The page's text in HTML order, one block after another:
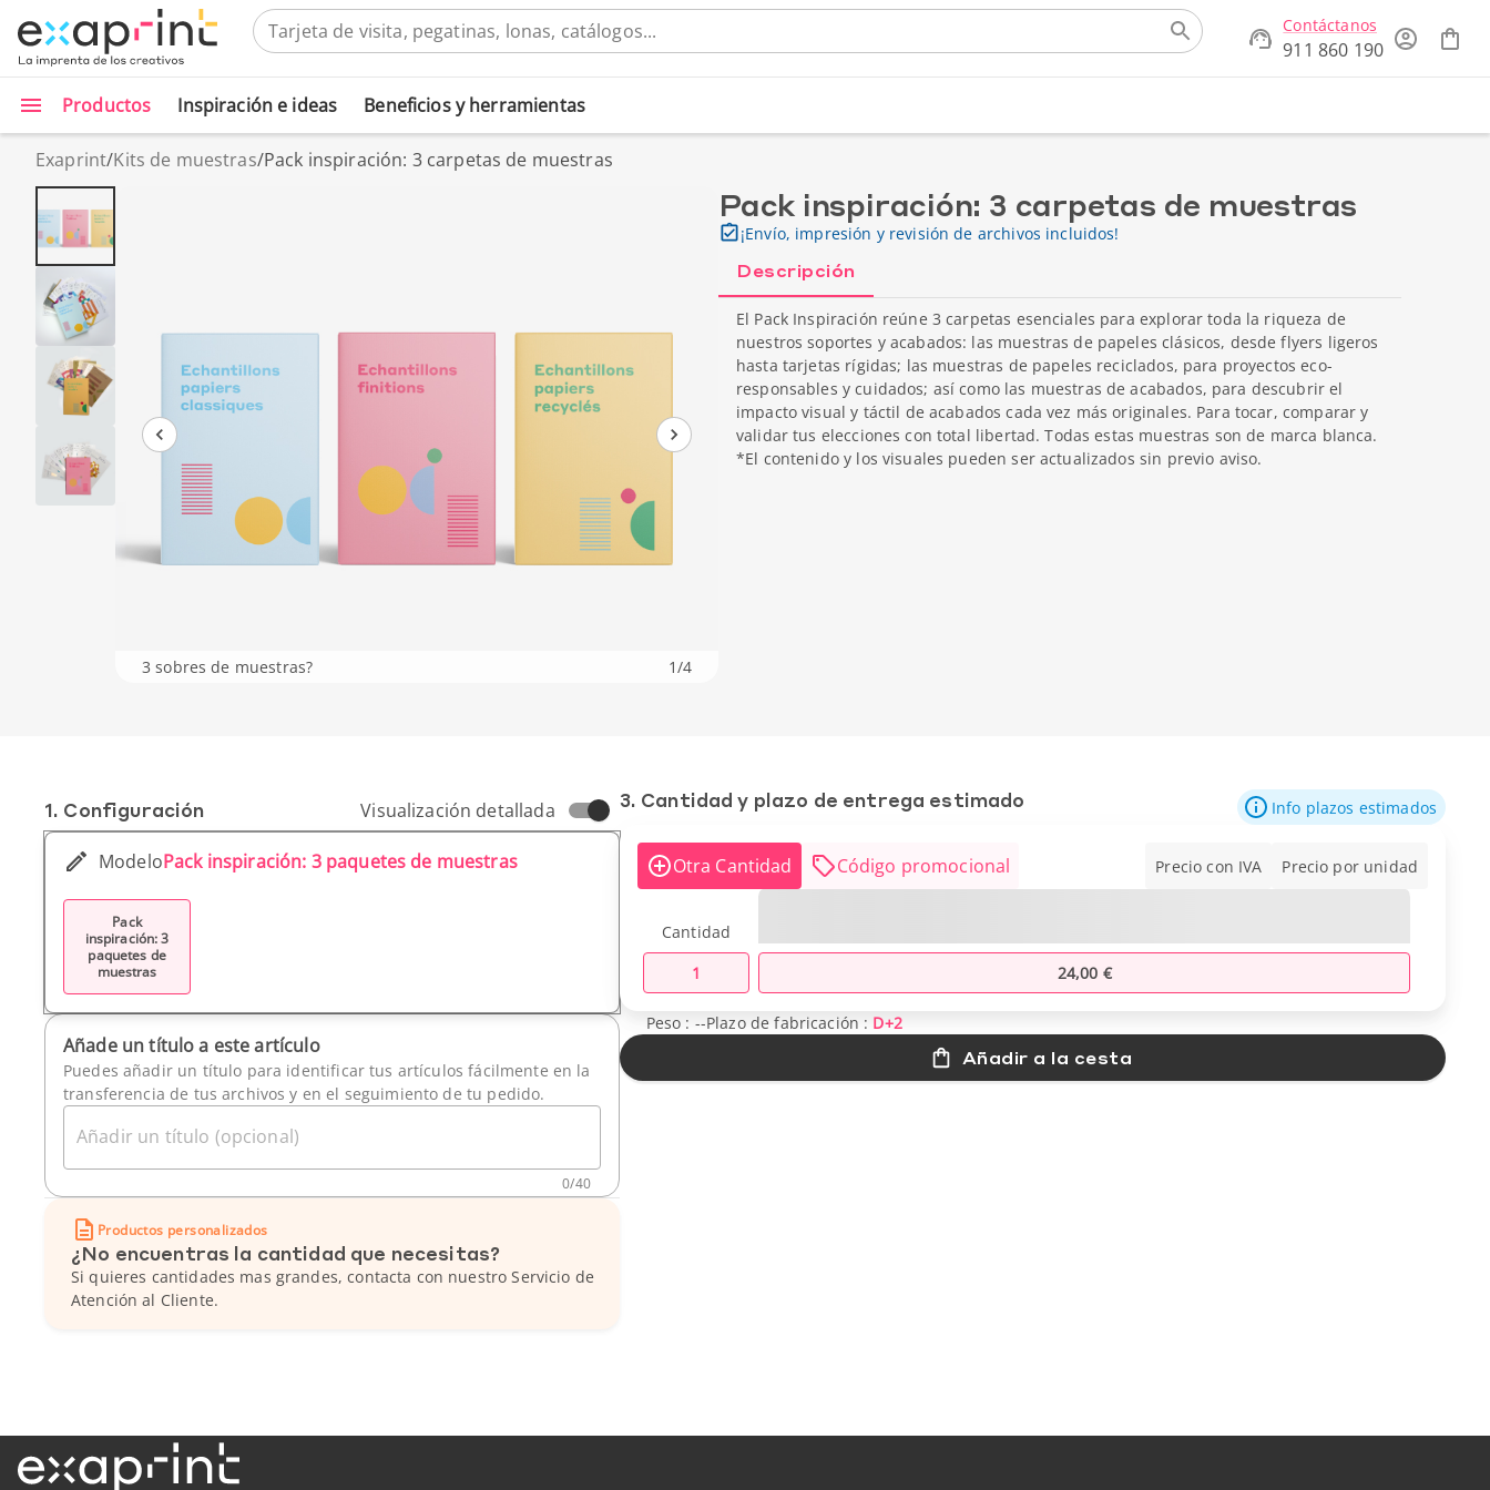
Contáctanos
911 860 190
Productos Inspiración e ideas Beneficios y herramientas
Exaprint/Kits de muestras/Pack inspiración: 3 carpetas de muestras
3 sobres de muestras? 1/4
Pack inspiración: 3 carpetas de muestras
¡Envío, impresión y revisión de archivos incluidos!
Descripción
El Pack Inspiración reúne 3 carpetas esenciales para explorar toda la riqueza de
nuestros soportes y acabados: las muestras de papeles clásicos, desde flyers ligeros
hasta tarjetas rígidas; las muestras de papeles reciclados, para proyectos eco-
responsables y cuidados; así como las muestras de acabados, para descubrir el
impacto visual y táctil de acabados cada vez más originales. Para tocar, comparar y
validar tus elecciones con total libertad. Todas estas muestras son de marca blanca.
*El contenido y los visuales pueden ser actualizados sin previo aviso.
1. Conf­iguración Visualización detallada
ModeloPack inspiración: 3 paquetes de muestras
Pack
inspiración: 3
paquetes de
muestras
Añade un título a este artículo
Puedes añadir un título para identificar tus artículos fácilmente en la
transferencia de tus archivos y en el seguimiento de tu pedido.
Añadir un título (opcional)
0/40
Productos personalizados
¿No encuentras la cantidad que necesitas?
Si quieres cantidades mas grandes, contacta con nuestro Servicio de
Atención al Cliente.
3. Cantidad y plazo de entrega estimado Info plazos estimados
Otra Cantidad Código promocional Precio con IVA Precio por unidad
Cantidad
1
24,00 €
Peso : --Plazo de fabricación : D+2
Añadir a la cesta